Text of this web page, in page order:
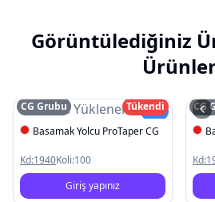
Görüntülediğiniz
Resim YüklenemediYeni
CG Grubu
Tükendi
Basamak Yolcu ProTaper CG
Kd:1940Koli:100
Giriş yapınız
CG
Kd: